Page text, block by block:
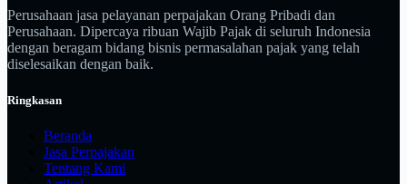
Perusahaan jasa pelayanan perpajakan Orang Pribadi dan
Perusahaan. Dipercaya ribuan Wajib Pajak di seluruh Indonesia
dengan beragam bidang bisnis permasalahan pajak yang telah
diselesaikan dengan baik.
Ringkasan
Beranda
Jasa Perpajakan
Tentang Kami